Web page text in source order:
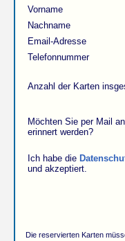
Vorname
Nachname
Email-Adresse
Telefonnummer
Anzahl der Karten
Möchten Sie per Mail
erinnert werden?
Ich habe die
und akzeptiert.
Die reservierten Karten